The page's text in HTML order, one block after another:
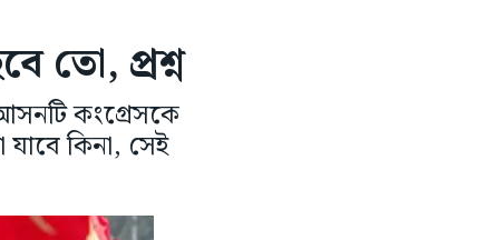
তো, প্রশ্ন
কংগ্রেসকে
কিনা, সেই